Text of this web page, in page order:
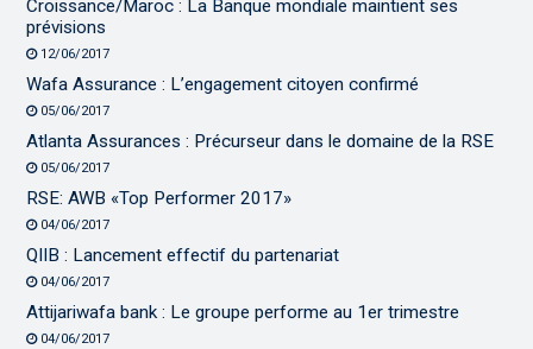
Croissance/Maroc : La Banque mondiale maintient ses
prévisions
12/06/2017
Wafa Assurance : L’engagement citoyen confirmé
05/06/2017
Atlanta Assurances : Précurseur dans le domaine de la RSE
05/06/2017
RSE: AWB «Top Performer 2017»
04/06/2017
QIIB : Lancement effectif du partenariat
04/06/2017
Attijariwafa bank : Le groupe performe au 1er trimestre
04/06/2017